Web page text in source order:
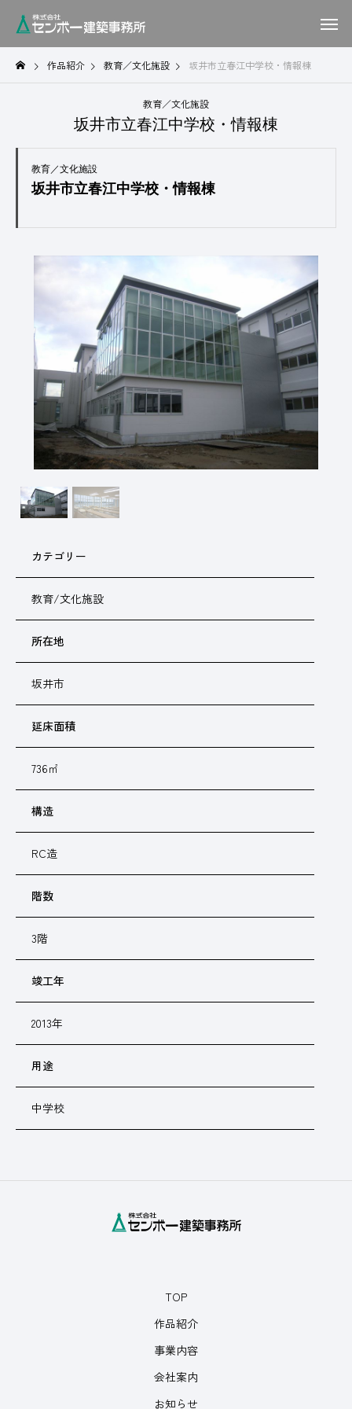
作品紹介 教育／文化施設 坂井市立春江中学校・情報棟
教育／文化施設
坂井市立春江中学校・情報棟
教育／文化施設
坂井市立春江中学校・情報棟
カテゴリー
教育/文化施設
所在地
坂井市
延床面積
736㎡
構造
RC造
階数
3階
竣工年
2013年
用途
中学校
TOP
作品紹介
事業内容
会社案内
お知らせ